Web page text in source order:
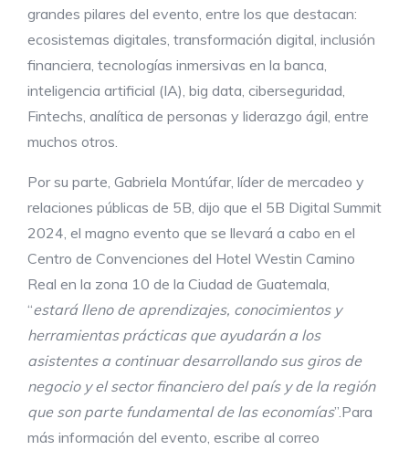
grandes pilares del evento, entre los que destacan:
ecosistemas digitales, transformación digital, inclusión
financiera, tecnologías inmersivas en la banca,
inteligencia artificial (IA), big data, ciberseguridad,
Fintechs, analítica de personas y liderazgo ágil, entre
muchos otros.
Por su parte, Gabriela Montúfar, líder de mercadeo y
relaciones públicas de 5B, dijo que el 5B Digital Summit
2024, el magno evento que se llevará a cabo en el
Centro de Convenciones del Hotel Westin Camino
Real en la zona 10 de la Ciudad de Guatemala,
“estará lleno de aprendizajes, conocimientos y
herramientas prácticas que ayudarán a los
asistentes a continuar desarrollando sus giros de
negocio y el sector financiero del país y de la región
que son parte fundamental de las economías”.Para
más información del evento, escribe al correo